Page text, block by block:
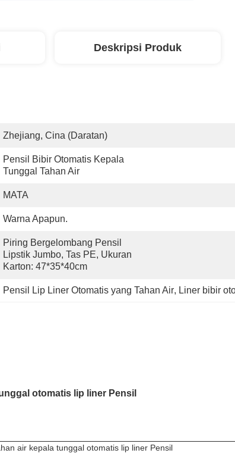
Deskripsi Produk
Zhejiang, Cina (daratan)
Pensil Bibir Otomatis Kepala
Tunggal Tahan Air
MATA
Warna Apapun.
Piring Bergelombang Pensil
Lipstik Jumbo, Tas PE, Ukuran
Karton: 47*35*40cm
Pensil Lip Liner Otomatis yang Tahan Air, Liner bibir
otomatis lip liner Pensil
air kepala tunggal otomatis lip liner Pensil